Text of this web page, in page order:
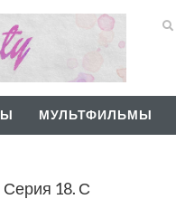
МУЛЬТФИЛЬМЫ
18. С